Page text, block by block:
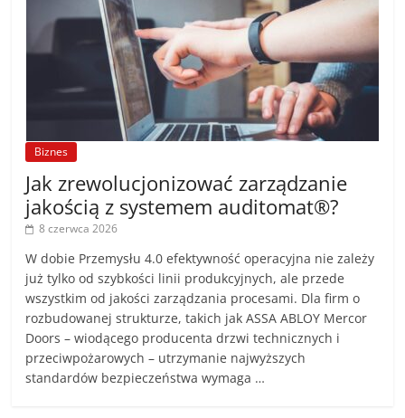
Biznes
Jak zrewolucjonizować zarządzanie
jakością z systemem auditomat®?
8 czerwca 2026
W dobie Przemysłu 4.0 efektywność operacyjna nie zależy
już tylko od szybkości linii produkcyjnych, ale przede
wszystkim od jakości zarządzania procesami. Dla firm o
rozbudowanej strukturze, takich jak ASSA ABLOY Mercor
Doors – wiodącego producenta drzwi technicznych i
przeciwpożarowych – utrzymanie najwyższych
standardów bezpieczeństwa wymaga …